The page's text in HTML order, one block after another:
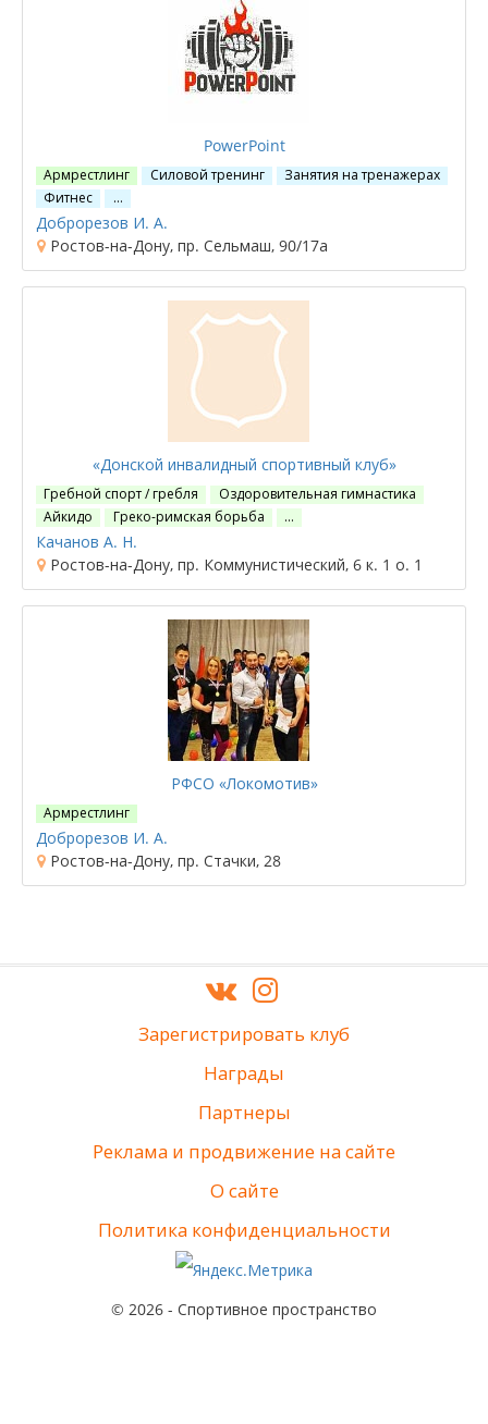
PowerPoint
Армрестлинг Силовой тренинг
Занятия на тренажерах
Фитнес
…
Доброрезов И. А.
Ростов-на-Дону, пр. Сельмаш, 90/17а
«Донской инвалидный спортивный клуб»
Гребной спорт / гребля
Оздоровительная гимнастика
Айкидо
Греко-римская борьба …
Качанов А. Н.
Ростов-на-Дону, пр. Коммунистический, 6 к. 1 о. 1
РФСО «Локомотив»
Армрестлинг
Доброрезов И. А.
Ростов-на-Дону, пр. Стачки, 28
Зарегистрировать клуб
Награды
Партнеры
Реклама и продвижение на сайте
О сайте
Политика конфиденциальности
© 2026 - Спортивное пространство